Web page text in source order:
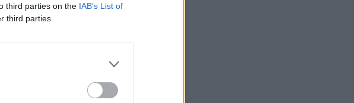
third parties on the IAB’s List of
third parties.